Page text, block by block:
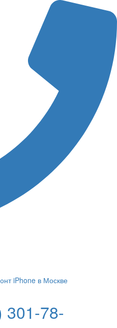
301-78-